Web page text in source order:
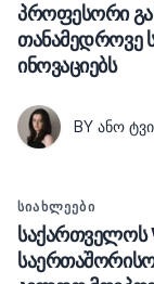
პროფესორი
თანამედროვე
ინოვაციებს
BY ᲐᲜᲝ
ᲡᲘᲐᲮᲚᲔᲔᲑᲘ
საქართველოს
საერთაშორისო